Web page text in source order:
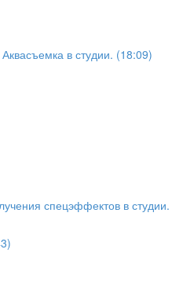
в студии. (18:09)
спецэффектов в